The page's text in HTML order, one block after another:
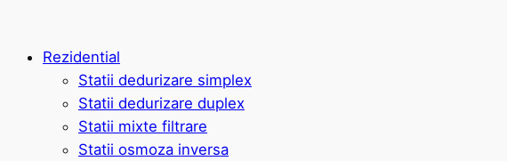
Rezidential
Statii dedurizare simplex
Statii dedurizare duplex
Statii mixte filtrare
Statii osmoza inversa